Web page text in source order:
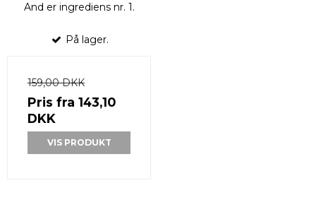
And er ingrediens nr. 1.
På lager.
159,00 DKK
Pris fra 143,10
DKK
VIS PRODUKT